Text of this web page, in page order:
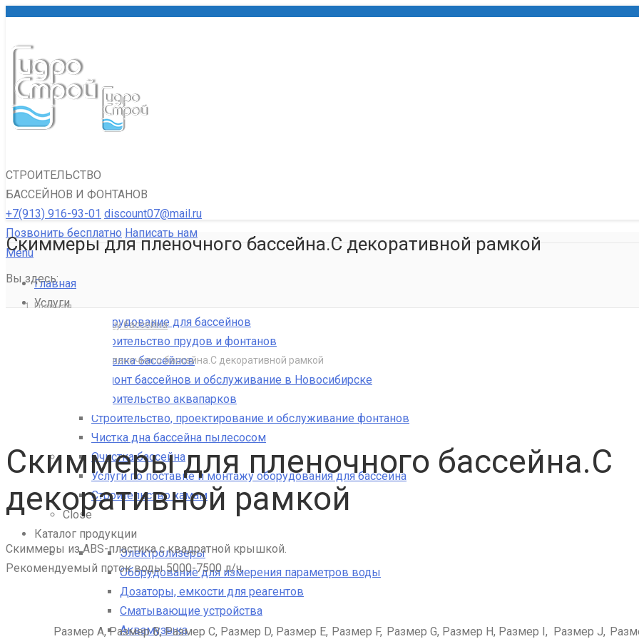
СТРОИТЕЛЬСТВО
БАССЕЙНОВ И ФОНТАНОВ
+7(913) 916-93-01 discount07@mail.ru
Позвонить бесплатно Написать нам
Menu
Главная
Услуги
Оборудование для бассейнов
Строительство прудов и фонтанов
Отделка бассейнов
Ремонт бассейнов и обслуживание в Новосибирске
Строительство аквапарков
Строительство, проектирование и обслуживание фонтанов
Чистка дна бассейна пылесосом
Очистка бассейна
Услуги по поставке и монтажу оборудования для бассейна
Строительство хамам
Close
Каталог продукции
Электролизеры
Оборудование для измерения параметров воды
Дозаторы, емкости для реагентов
Сматывающие устройства
Аквамузыка
Скиммеры для пленочного бассейна.С декоративной рамкой
Вы здесь:
Главная
Закладные в чашу бассейна
Скиммеры для пленочного бассейна.С декоративной рамкой
Скиммеры для пленочного бассейна.С
декоративной рамкой
Cкиммеры из ABS-пластика с квадратной крышкой.
Рекомендуемый поток воды 5000-7500 л/ч.
Размер A, Размер B, Размер C, Размер D, Размер E, Размер F, Размер G, Размер H, Размер I, Размер J,